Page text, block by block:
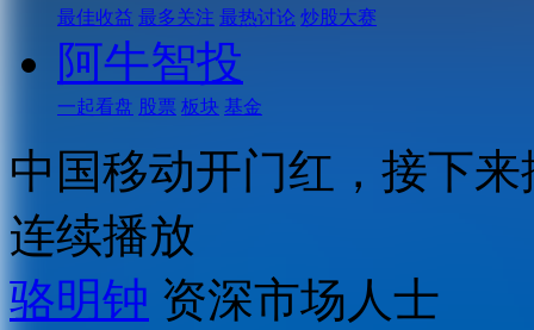
最佳收益 最多关注 最热讨论 炒股大赛
阿牛智投
一起看盘 股票 板块 基金
中国移动开门红，接下
连续播放
骆明钟 资深市场人士